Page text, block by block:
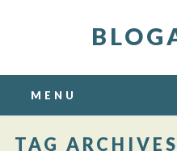
Main menu
MENU
TAG